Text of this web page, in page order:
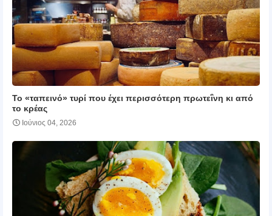
Το «ταπεινό» τυρί που έχει περισσότερη πρωτεΐνη κι από
το κρέας
Ιούνιος 04, 2026